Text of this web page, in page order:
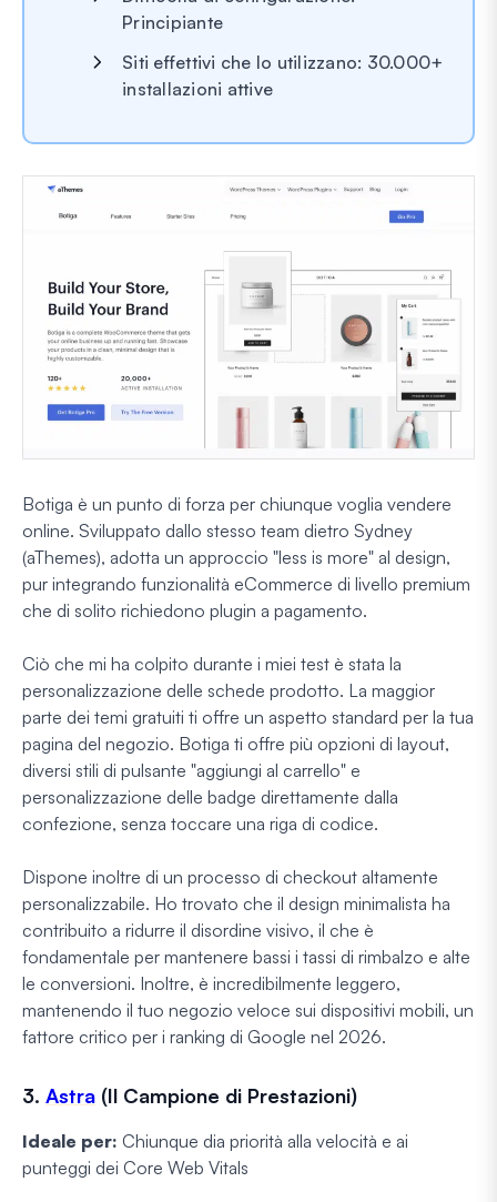
Principiante
Siti effettivi che lo utilizzano: 30.000+
installazioni attive
Botiga è un punto di forza per chiunque voglia vendere
online. Sviluppato dallo stesso team dietro Sydney
(aThemes), adotta un approccio "less is more" al design,
pur integrando funzionalità eCommerce di livello premium
che di solito richiedono plugin a pagamento.
Ciò che mi ha colpito durante i miei test è stata la
personalizzazione delle schede prodotto. La maggior
parte dei temi gratuiti ti offre un aspetto standard per la tua
pagina del negozio. Botiga ti offre più opzioni di layout,
diversi stili di pulsante "aggiungi al carrello" e
personalizzazione delle badge direttamente dalla
confezione, senza toccare una riga di codice.
Dispone inoltre di un processo di checkout altamente
personalizzabile. Ho trovato che il design minimalista ha
contribuito a ridurre il disordine visivo, il che è
fondamentale per mantenere bassi i tassi di rimbalzo e alte
le conversioni. Inoltre, è incredibilmente leggero,
mantenendo il tuo negozio veloce sui dispositivi mobili, un
fattore critico per i ranking di Google nel 2026.
3. Astra (Il Campione di Prestazioni)
Ideale per: Chiunque dia priorità alla velocità e ai
punteggi dei Core Web Vitals